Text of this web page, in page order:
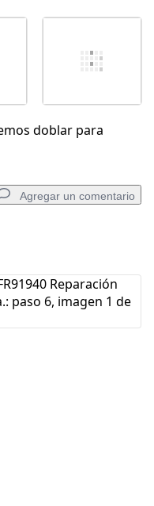
doblar para
Agregar un comentario